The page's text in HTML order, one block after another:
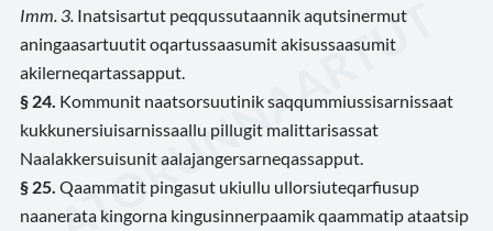
Imm. 3. Inatsisartut peqqussutaannik aqutsinermut
aningaasartuutit oqartussaasumit akisussaasumit
akilerneqartassapput.
§ 24. Kommunit naatsorsuutinik saqqummiussisarnissaat
kukkunersiuisarnissaallu pillugit malittarisassat
Naalakkersuisunit aalajangersarneqassapput.
§ 25. Qaammatit pingasut ukiullu ullorsiuteqarfiusup
naanerata kingorna kingusinnerpaamik qaammatip ataatsip